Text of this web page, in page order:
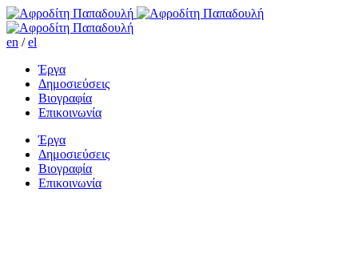
en /el
Έργα
Δημοσιεύσεις
Βιογραφία
Επικοινωνία
Έργα
Δημοσιεύσεις
Βιογραφία
Επικοινωνία